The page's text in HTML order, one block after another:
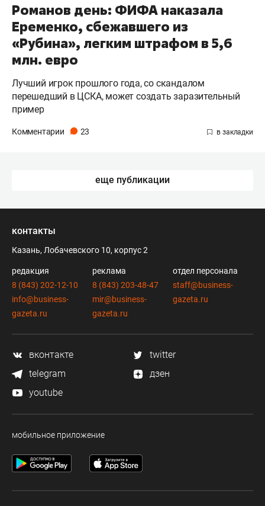
Романов день: ФИФА наказала
Еременко, сбежавшего из
«Рубина», легким штрафом в 5,6
млн. евро
Лучший игрок прошлого года, со скандалом
перешедший в ЦСКА, может создать заразительный
пример
Комментарии 23
еще публикации
контакты
Казань, Лобачевского 10, корпус 2
редакция
8 (843) 202-12-10
info@business-
gazeta.ru
реклама
8 (843) 203-48-47
mir@business-
gazeta.ru
отдел персонала
staff@business-
gazeta.ru
вконтакте
twitter
telegram
дзен
youtube
мобильное приложение